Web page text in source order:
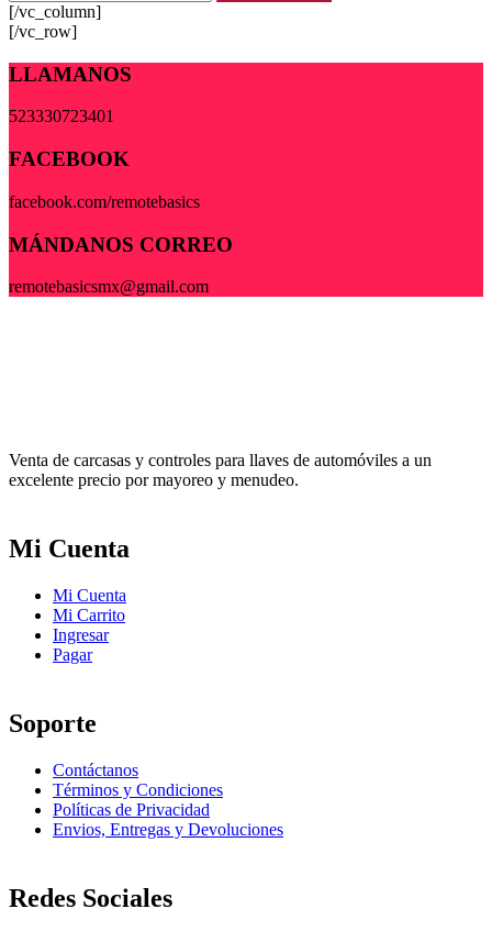
[/vc_column]
[/vc_row]
LLAMANOS
523330723401
FACEBOOK
facebook.com/remotebasics
MÁNDANOS CORREO
remotebasicsmx@gmail.com
Venta de carcasas y controles para llaves de automóviles a un
excelente precio por mayoreo y menudeo.
Mi Cuenta
Mi Cuenta
Mi Carrito
Ingresar
Pagar
Soporte
Contáctanos
Términos y Condiciones
Políticas de Privacidad
Envios, Entregas y Devoluciones
Redes Sociales